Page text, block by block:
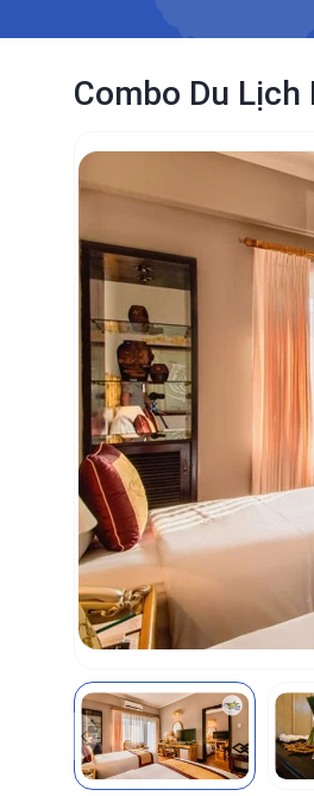
Combo Du